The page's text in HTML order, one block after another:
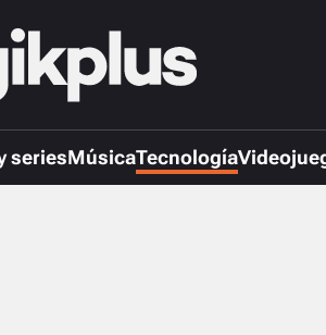
seriesMúsicaTecnología